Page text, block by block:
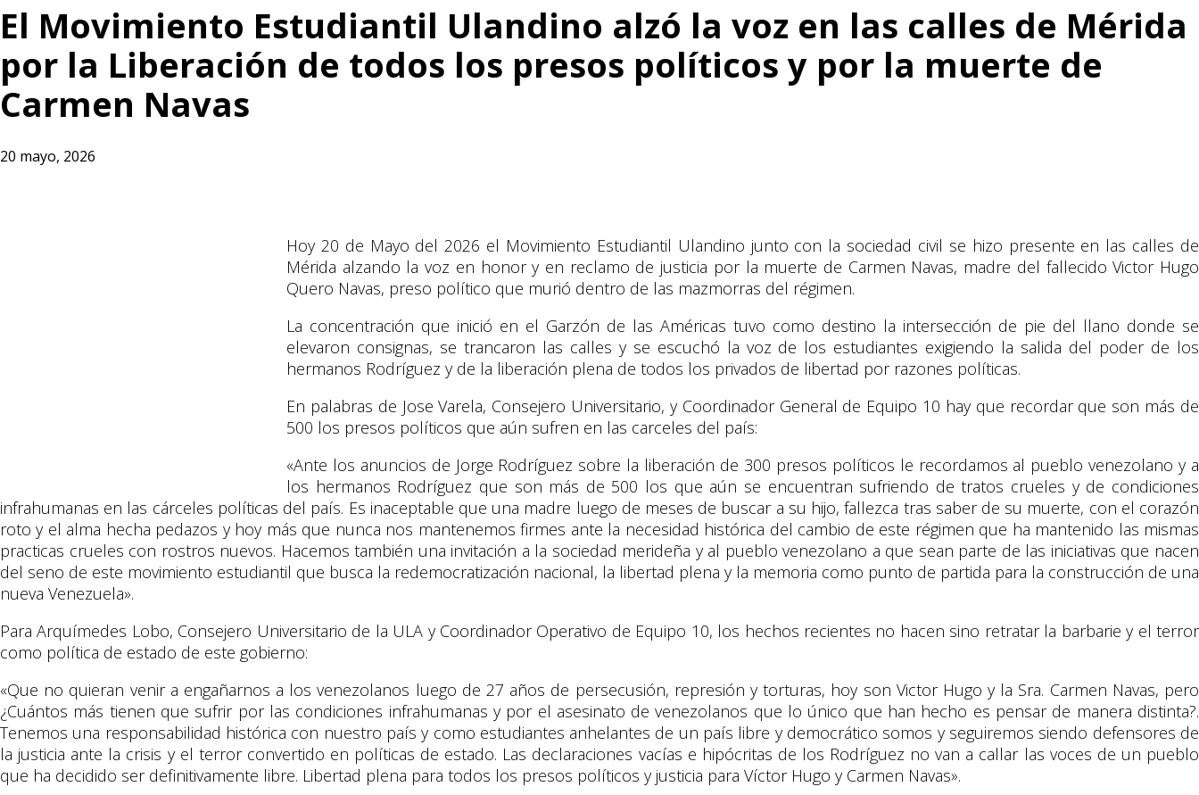
El Movimiento Estudiantil Ulandino alzó la voz en las calles de Mérida
por la Liberación de todos los presos políticos y por la muerte de
Carmen Navas
20 mayo, 2026
Hoy 20 de Mayo del 2026 el Movimiento Estudiantil Ulandino junto con la sociedad civil se hizo presente en las calles de
Mérida alzando la voz en honor y en reclamo de justicia por la muerte de Carmen Navas, madre del fallecido Victor Hugo
Quero Navas, preso político que murió dentro de las mazmorras del régimen.
La concentración que inició en el Garzón de las Américas tuvo como destino la intersección de pie del llano donde se
elevaron consignas, se trancaron las calles y se escuchó la voz de los estudiantes exigiendo la salida del poder de los
hermanos Rodríguez y de la liberación plena de todos los privados de libertad por razones políticas.
En palabras de Jose Varela, Consejero Universitario, y Coordinador General de Equipo 10 hay que recordar que son más de
500 los presos políticos que aún sufren en las carceles del país:
«Ante los anuncios de Jorge Rodríguez sobre la liberación de 300 presos políticos le recordamos al pueblo venezolano y a
los hermanos Rodríguez que son más de 500 los que aún se encuentran sufriendo de tratos crueles y de condiciones
infrahumanas en las cárceles políticas del país. Es inaceptable que una madre luego de meses de buscar a su hijo, fallezca tras saber de su muerte, con el corazón
roto y el alma hecha pedazos y hoy más que nunca nos mantenemos firmes ante la necesidad histórica del cambio de este régimen que ha mantenido las mismas
practicas crueles con rostros nuevos. Hacemos también una invitación a la sociedad merideña y al pueblo venezolano a que sean parte de las iniciativas que nacen
del seno de este movimiento estudiantil que busca la redemocratización nacional, la libertad plena y la memoria como punto de partida para la construcción de una
nueva Venezuela».
Para Arquímedes Lobo, Consejero Universitario de la ULA y Coordinador Operativo de Equipo 10, los hechos recientes no hacen sino retratar la barbarie y el terror
como política de estado de este gobierno:
«Que no quieran venir a engañarnos a los venezolanos luego de 27 años de persecusión, represión y torturas, hoy son Victor Hugo y la Sra. Carmen Navas, pero
¿Cuántos más tienen que sufrir por las condiciones infrahumanas y por el asesinato de venezolanos que lo único que han hecho es pensar de manera distinta?.
Tenemos una responsabilidad histórica con nuestro país y como estudiantes anhelantes de un país libre y democrático somos y seguiremos siendo defensores de
la justicia ante la crisis y el terror convertido en políticas de estado. Las declaraciones vacías e hipócritas de los Rodríguez no van a callar las voces de un pueblo
que ha decidido ser definitivamente libre. Libertad plena para todos los presos políticos y justicia para Víctor Hugo y Carmen Navas».